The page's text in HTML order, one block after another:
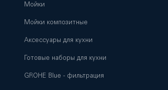
Мойки
Мойки композитные
Аксессуары для кухни
Готовые наборы для кухни
GROHE Blue - фильтрация